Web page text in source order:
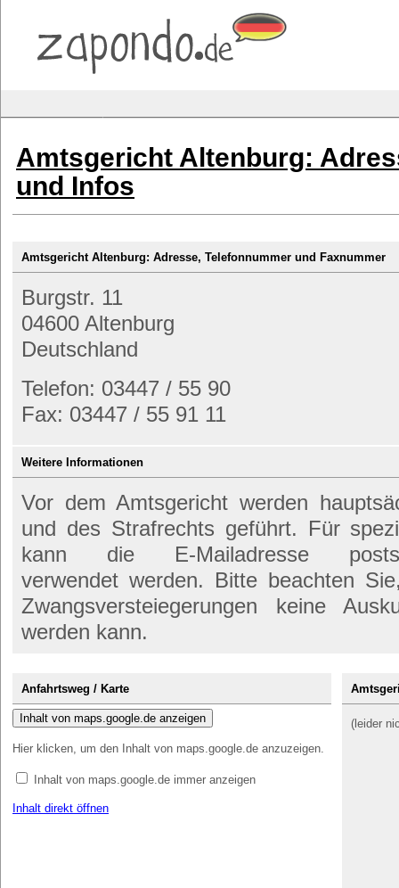
Amtsgericht Altenburg:
und Infos
Amtsgericht Altenburg: Adresse, Telefonnummer und Faxnummer
Burgstr. 11
04600 Altenburg
Deutschland
Telefon: 03447 / 55 90
Fax: 03447 / 55 91 11
Weitere Informationen
Vor dem Amtsgericht werden
und des Strafrechts geführt. Für
kann die E-Mailadresse
verwendet werden. Bitte beachten
Zwangsversteiegerungen keine
werden kann.
Anfahrtsweg / Karte
Inhalt von maps.google.de anzeigen
Hier klicken, um den Inhalt von maps.google.de anzuzeigen.
Inhalt von maps.google.de immer anzeigen
Inhalt direkt öffnen
(leider